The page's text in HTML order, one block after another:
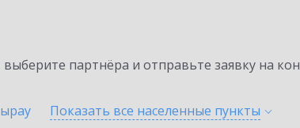
партнёра и отправьте заявку на
Показать все населенные пункты